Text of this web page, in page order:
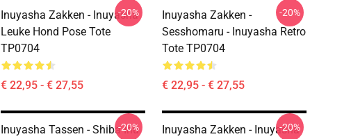
Inuyasha Zakken - Inuyasha
Leuke Hond Pose Tote
TP0704
€ 22,95 - € 27,55
-20%
Inuyasha Zakken -
Sesshomaru - Inuyasha Retro
Tote TP0704
€ 22,95 - € 27,55
-20%
Inuyasha Tassen - Shiba Inu
-20%
Inuyasha Zakken - Inuyasha
-20%